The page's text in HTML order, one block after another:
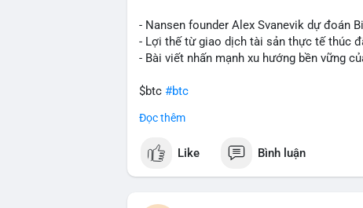
- Nansen founder Alex Svanevik dự đoán
- Lợi thế từ giao dịch tài sản thực tế thúc
- Bài viết nhấn mạnh xu hướng bền vững
$btc #btc
#vlikevn
📰 Nguồn: Cointelegraph
Đọc thêm
Like Bình luận